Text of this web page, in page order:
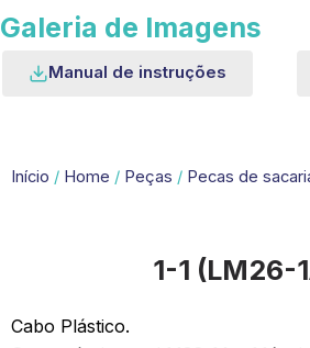
Galeria de Imagens
Manual de instruções
Início / Home / Peças / Pecas de
1-1 (LM26-
Cabo Plástico.